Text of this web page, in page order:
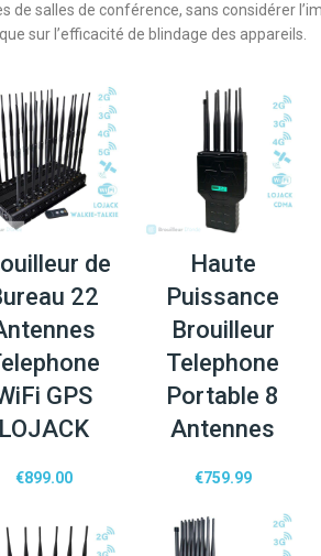
de salles de conférence, sans considérer
sur l’efficacité de blindage des appareils.
de
22
GPS
LOJACK
€899.00
Haute
Puissance
Brouilleur
Telephone
Portable 8
Antennes
€759.99